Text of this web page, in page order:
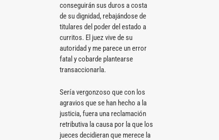
conseguirán sus duros a costa
de su dignidad, rebajándose de
titulares del poder del estado a
curritos. El juez vive de su
autoridad y me parece un error
fatal y cobarde plantearse
transaccionarla.
Sería vergonzoso que con los
agravios que se han hecho a la
justicia, fuera una reclamación
retributiva la causa por la que los
jueces decidieran que merece la